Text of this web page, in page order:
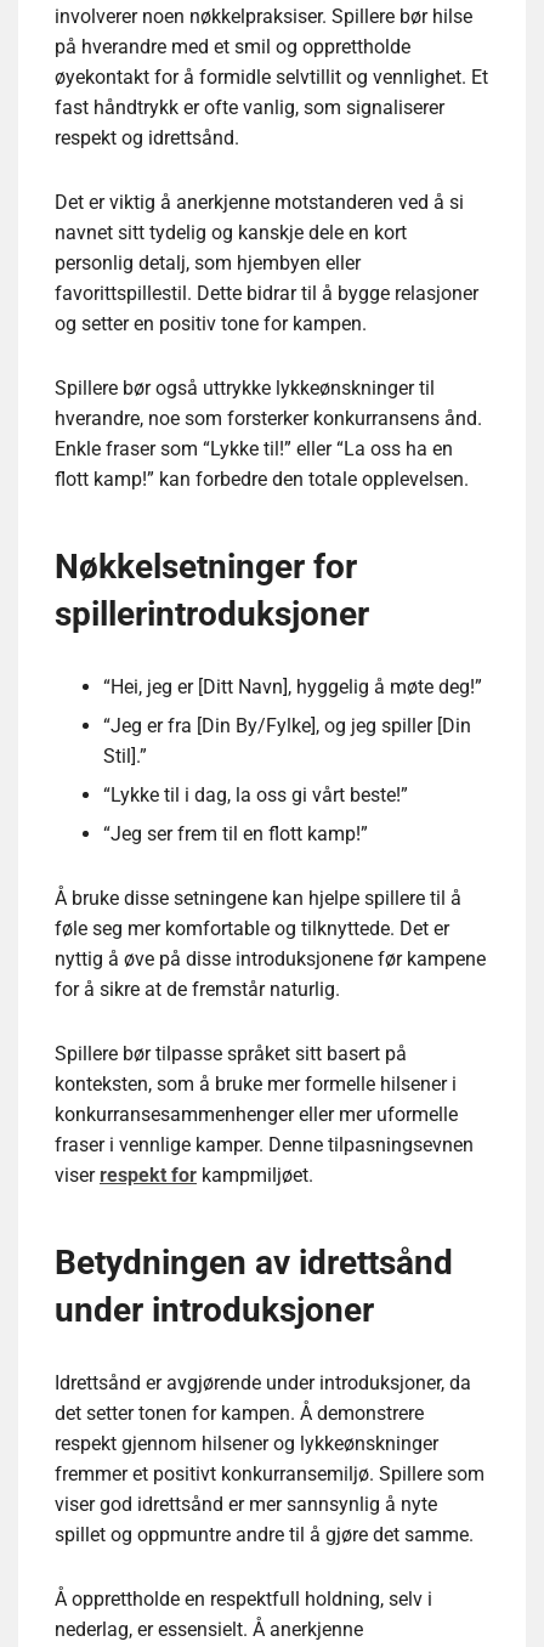
involverer noen nøkkelpraksiser. Spillere bør hilse
på hverandre med et smil og opprettholde
øyekontakt for å formidle selvtillit og vennlighet. Et
fast håndtrykk er ofte vanlig, som signaliserer
respekt og idrettsånd.
Det er viktig å anerkjenne motstanderen ved å si
navnet sitt tydelig og kanskje dele en kort
personlig detalj, som hjembyen eller
favorittspillestil. Dette bidrar til å bygge relasjoner
og setter en positiv tone for kampen.
Spillere bør også uttrykke lykkeønskninger til
hverandre, noe som forsterker konkurransens ånd.
Enkle fraser som “Lykke til!” eller “La oss ha en
flott kamp!” kan forbedre den totale opplevelsen.
Nøkkelsetninger for
spillerintroduksjoner
“Hei, jeg er [Ditt Navn], hyggelig å møte deg!”
“Jeg er fra [Din By/Fylke], og jeg spiller [Din
Stil].”
“Lykke til i dag, la oss gi vårt beste!”
“Jeg ser frem til en flott kamp!”
Å bruke disse setningene kan hjelpe spillere til å
føle seg mer komfortable og tilknyttede. Det er
nyttig å øve på disse introduksjonene før kampene
for å sikre at de fremstår naturlig.
Spillere bør tilpasse språket sitt basert på
konteksten, som å bruke mer formelle hilsener i
konkurransesammenhenger eller mer uformelle
fraser i vennlige kamper. Denne tilpasningsevnen
viserrespekt for kampmiljøet.
Betydningen av idrettsånd
under introduksjoner
Idrettsånd er avgjørende under introduksjoner, da
det setter tonen for kampen. Å demonstrere
respekt gjennom hilsener og lykkeønskninger
fremmer et positivt konkurransemiljø. Spillere som
viser god idrettsånd er mer sannsynlig å nyte
spillet og oppmuntre andre til å gjøre det samme.
Å opprettholde en respektfull holdning, selv i
nederlag, er essensielt. Å anerkjenne